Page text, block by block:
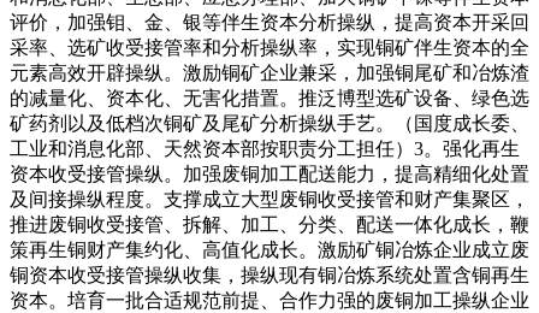
评价，加强钼、金、银等伴生资本分析操纵，提高资本开采回
采率、选矿收受接管率和分析操纵率，实现铜矿伴生资本的全
元素高效开辟操纵。激励铜矿企业兼采，加强铜尾矿和冶炼渣
的减量化、资本化、无害化措置。推泛博型选矿设备、绿色选
矿药剂以及低档次铜矿及尾矿分析操纵手艺。（国度成长委、
工业和消息化部、天然资本部按职责分工担任）3。强化再生
资本收受接管操纵。加强废铜加工配送能力，提高精细化处置
及间接操纵程度。支撑成立大型废铜收受接管和财产集聚区，
推进废铜收受接管、拆解、加工、分类、配送一体化成长，鞭
策再生铜财产集约化、高值化成长。激励矿铜冶炼企业成立废
铜资本收受接管操纵收集，操纵现有铜冶炼系统处置含铜再生
资本。培育一批合适规范前提、合作力强的废铜加工操纵企业